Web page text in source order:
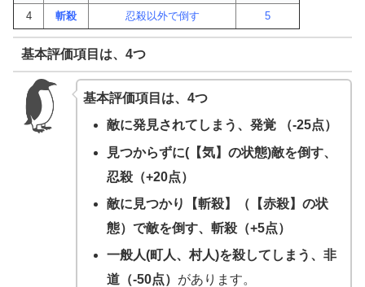
4 斬殺 忍殺以外で倒す 5
基本評価項目は、4つ
基本評価項目は、4つ
敵に発見されてしまう、発覚 （-25点）
見つからずに(【気】の状態)敵を倒す、
忍殺（+20点）
敵に見つかり【斬殺】（【赤殺】の状
態）で敵を倒す、斬殺（+5点）
一般人(町人、村人)を殺してしまう、非
道（-50点） があります。